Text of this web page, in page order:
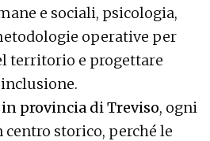
e sociali, psicologia,
operative per
territorio e progettare
in provincia di Treviso, ogni
centro storico, perché le